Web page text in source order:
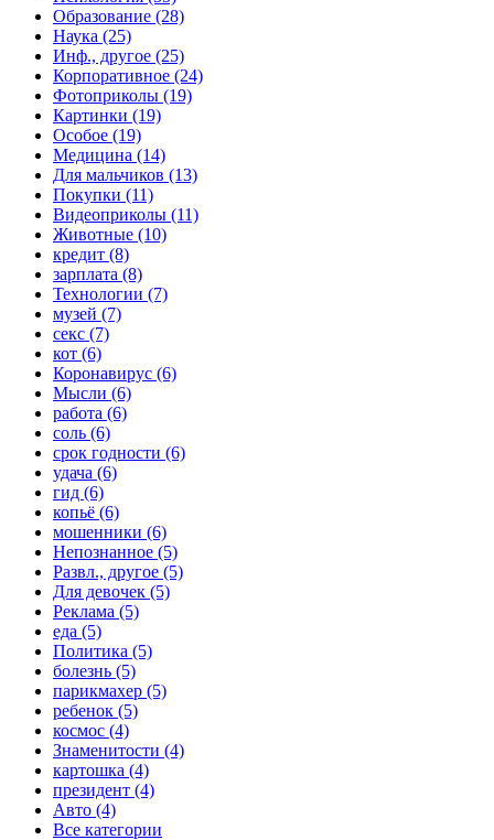
Образование (28)
Наука (25)
Инф., другое (25)
Корпоративное (24)
Фотоприколы (19)
Картинки (19)
Особое (19)
Медицина (14)
Для мальчиков (13)
Покупки (11)
Видеоприколы (11)
Животные (10)
кредит (8)
зарплата (8)
Технологии (7)
музей (7)
секс (7)
кот (6)
Коронавирус (6)
Мысли (6)
работа (6)
соль (6)
срок годности (6)
удача (6)
гид (6)
копьё (6)
мошенники (6)
Непознанное (5)
Развл., другое (5)
Для девочек (5)
Реклама (5)
еда (5)
Политика (5)
болезнь (5)
парикмахер (5)
ребенок (5)
космос (4)
Знаменитости (4)
картошка (4)
президент (4)
Авто (4)
Все категории